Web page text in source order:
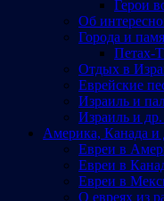
Герои
Об
Города и
Петах-
Отдых в
Еврейские
Израиль и
Израиль и
Америка, Канада и
Евреи в
Евреи в
Евреи в
О евреях из